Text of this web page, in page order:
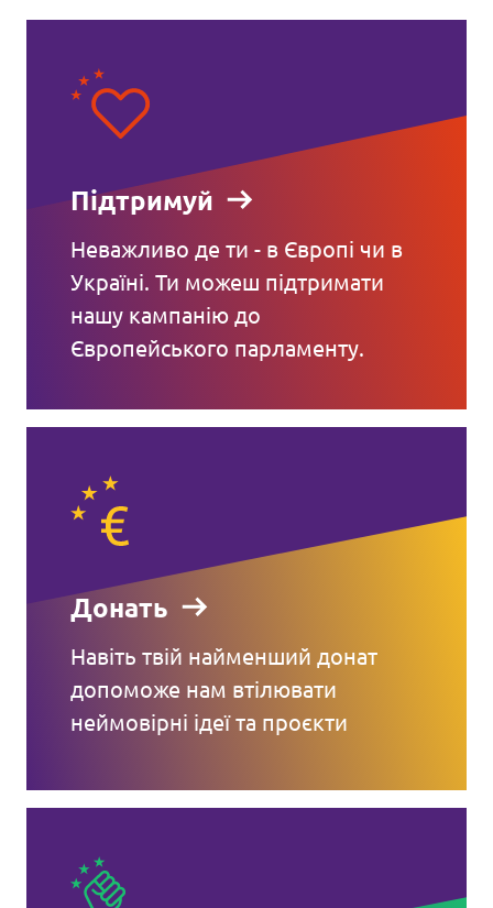
Підтримуй
Неважливо де ти - в Європі чи в
Україні. Ти можеш підтримати
нашу кампанію до
Європейського парламенту.
Донать
Навіть твій найменший донат
допоможе нам втілювати
неймовірні ідеї та проєкти